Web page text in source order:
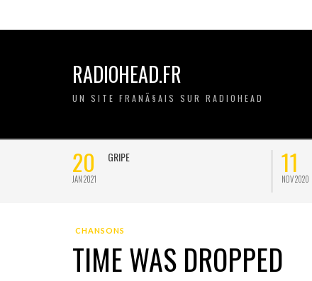
RADIOHEAD.FR
UN SITE FRANÃ§AIS SUR RADIOHEAD
20
JAN 2021
GRIPE 11
NOV 2020
CHANSONS
TIME WAS DROPPED